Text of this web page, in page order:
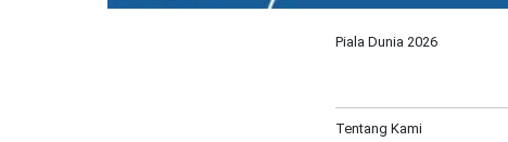
Piala Dunia 2026
Tentang Kami